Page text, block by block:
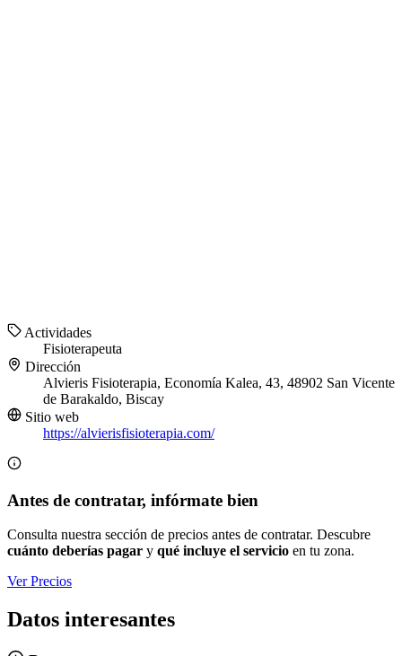
Actividades
Fisioterapeuta
Dirección
Alvieris Fisioterapia, Economía Kalea, 43, 48902 San Vicente
de Barakaldo, Biscay
Sitio web
https://alvierisfisioterapia.com/
Antes de contratar, infórmate bien
Consulta nuestra sección de precios antes de contratar. Descubre
cuánto deberías pagar y qué incluye el servicio en tu zona.
Ver Precios
Datos interesantes